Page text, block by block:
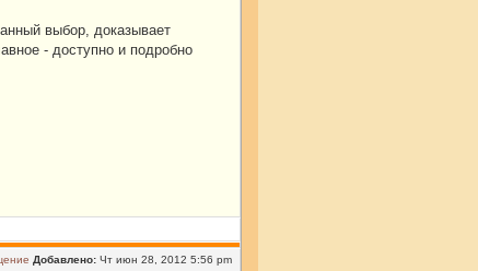
выбор, доказывает
- доступно и подробно
Добавлено: Чт июн 28, 2012 5:56 pm